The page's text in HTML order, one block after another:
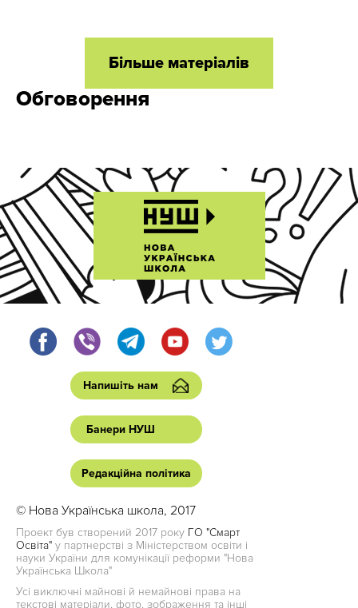
Більше матеріалів
Обговорення
Напишіть нам
Банери НУШ
Редакційна політика
© Нова Українська школа, 2017
Проект був створений 2017 року ГО "Смарт
Освіта" у партнерстві з Міністерством освіти і
науки України для комунікації реформи "Нова
Українська Школа"
Усі виключні майнові й немайнові права на
текстові матеріали, фото, зображення та інші